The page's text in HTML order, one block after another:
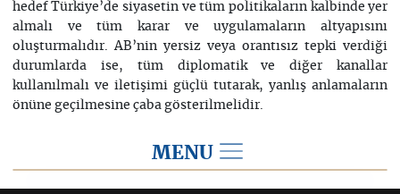
hedef Türkiye’de siyasetin ve tüm politikaların kalbinde yer
almalı ve tüm karar ve uygulamaların altyapısını
oluşturmalıdır. AB’nin yersiz veya orantısız tepki verdiği
durumlarda ise, tüm diplomatik ve diğer kanallar
kullanılmalı ve iletişimi güçlü tutarak, yanlış anlamaların
önüne geçilmesine çaba gösterilmelidir.
MENU